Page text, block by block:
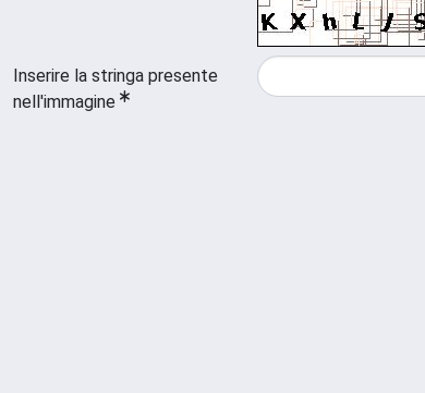
Inserire la stringa presente
nell'immagine